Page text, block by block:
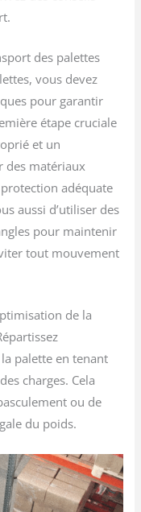
des palettes
vous devez
pour garantir
étape cruciale
et un
des matériaux
adéquate
aussi d’utiliser des
pour maintenir
tout mouvement
de la
palette en tenant
charges. Cela
ou de
du poids.